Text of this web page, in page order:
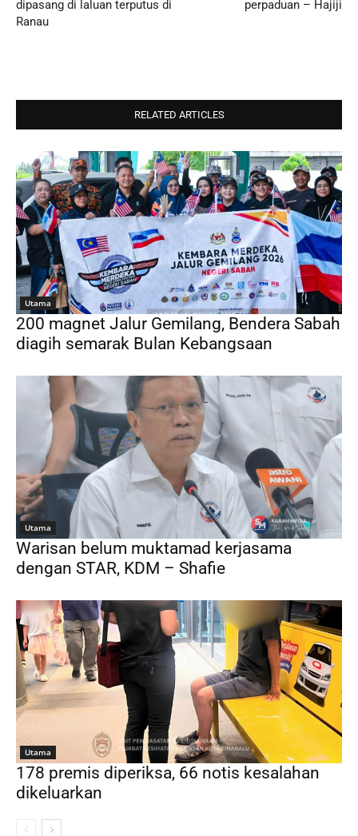
dipasang di laluan terputus di
Ranau
perpaduan – Hajiji
RELATED ARTICLES
Utama
200 magnet Jalur Gemilang, Bendera Sabah
diagih semarak Bulan Kebangsaan
Utama
Warisan belum muktamad kerjasama
dengan STAR, KDM – Shafie
Utama
178 premis diperiksa, 66 notis kesalahan
dikeluarkan